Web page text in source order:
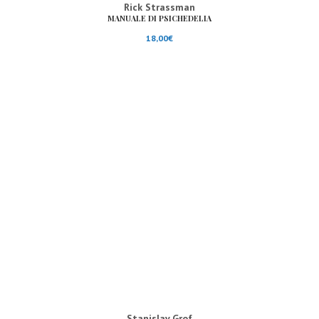
Rick Strassman
MANUALE DI PSICHEDELIA
18,00€